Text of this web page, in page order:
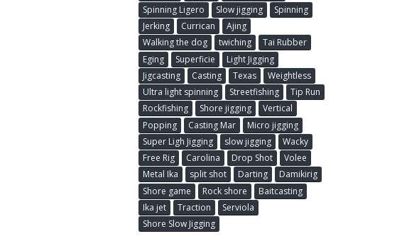
Spinning Ligero
Slow jigging
Spinning
Jerking
Currican
Ajing
Walking the dog
twiching
Tai Rubber
Eging
Superficie
Light Jigging
Jigcasting
Casting Texas
Weightless
Ultra light spinning
Streetfishing
Tip Run
Rockfishing
Shore jigging
Vertical
Popping
Casting Mar
Micro jigging
Super Ligh Jigging
slow jigging
Wacky
Free Rig
Carolina Drop Shot
Volee
Metal Ika
split shot Darting
Damikirig
Shore game
Rock shore
Baitcasting
Ika jet
Traction
Serviola
Shore Slow Jigging